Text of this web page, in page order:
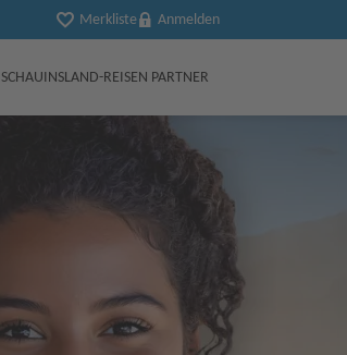
Merkliste Anmelden
SCHAUINSLAND-REISEN PARTNER